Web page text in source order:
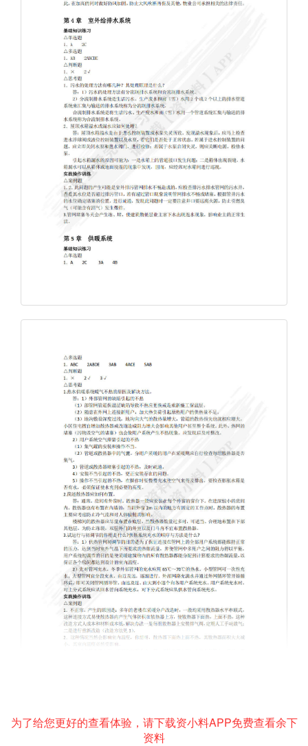
为了给您更好的查看体验，请下载资小料APP免费查看余下
资料